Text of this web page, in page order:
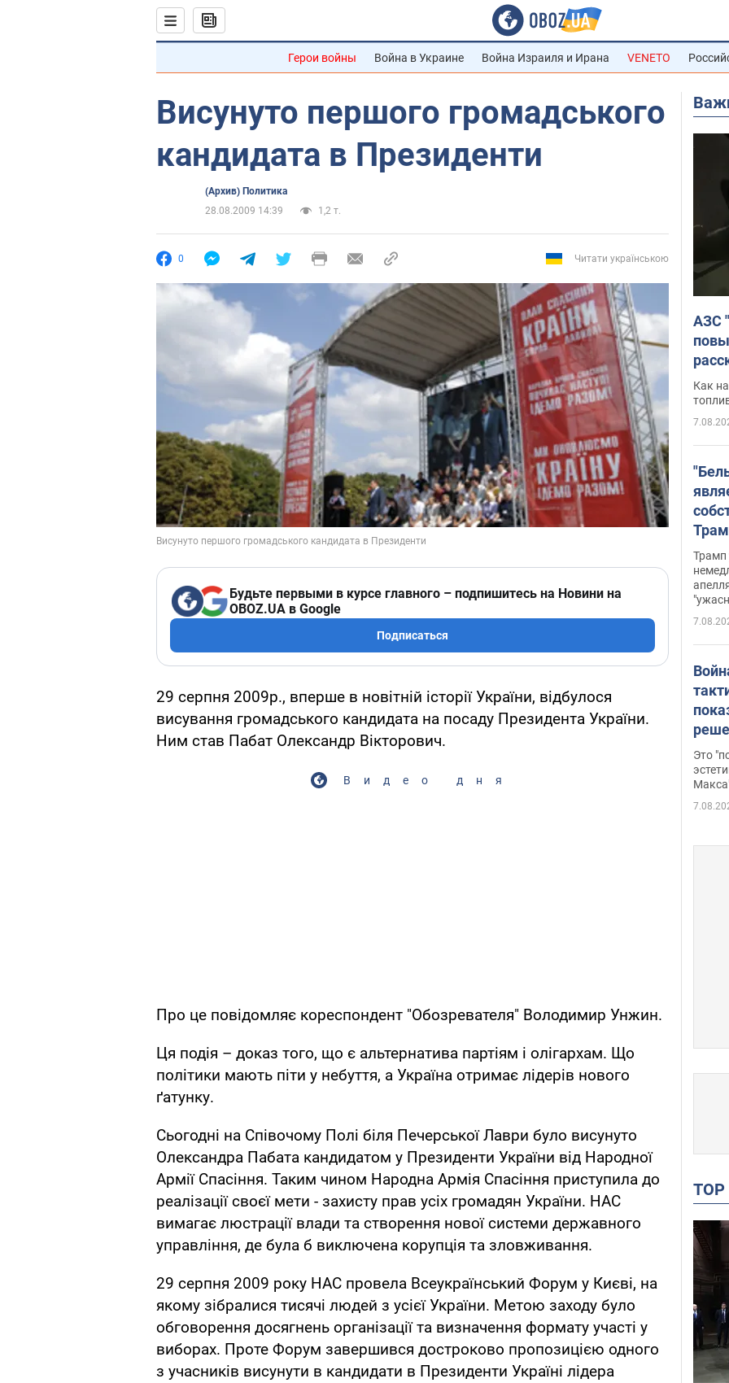
Герои войны Война в Украине Война Израиля и Ирана VENETO
Висунуто першого громадського
кандидата в Президенти
(Архив) Политика
28.08.2009 14:39
1,2 т.
0 Читати українською
Будьте первыми в курсе главного – подпишитесь на Новини на
OBOZ.UA в Google
Подписаться
29 серпня 2009р., вперше в новітній історії України, відбулося
висування громадського кандидата на посаду Президента України.
Ним став Пабат Олександр Вікторович.
Видео дня
Про це повідомляє кореспондент "Обозревателя" Володимир Унжин.
Ця подія – доказ того, що є альтернатива партіям і олігархам. Що
політики мають піти у небуття, а Україна отримає лідерів нового
ґатунку.
Сьогодні на Співочому Полі біля Печерської Лаври було висунуто
Олександра Пабата кандидатом у Президенти України від Народної
Армії Спасіння. Таким чином Народна Армія Спасіння приступила до
реалізації своєї мети - захисту прав усіх громадян України. НАС
вимагає люстрації влади та створення нової системи державного
управління, де була б виключена корупція та зловживання.
29 серпня 2009 року НАС провела Всеукраїнський Форум у Києві, на
якому зібралися тисячі людей з усієї України. Метою заходу було
обговорення досягнень організації та визначення формату участі у
виборах. Проте Форум завершився достроково пропозицією одного
з учасників висунути в кандидати в Президенти Україні лідера
АЗС
Как
Трамп
Это